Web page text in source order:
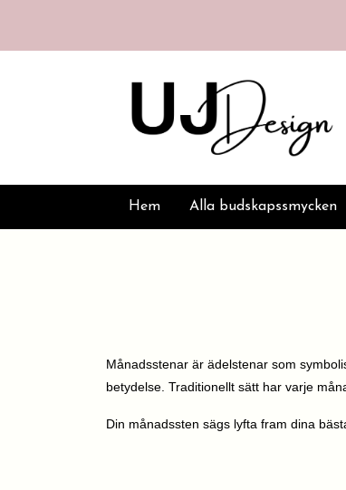
Hem Alla budskapssmycken
Månadsstenar är ädelstenar som
betydelse. Traditionellt sätt har varje
Din månadssten sägs lyfta fram dina